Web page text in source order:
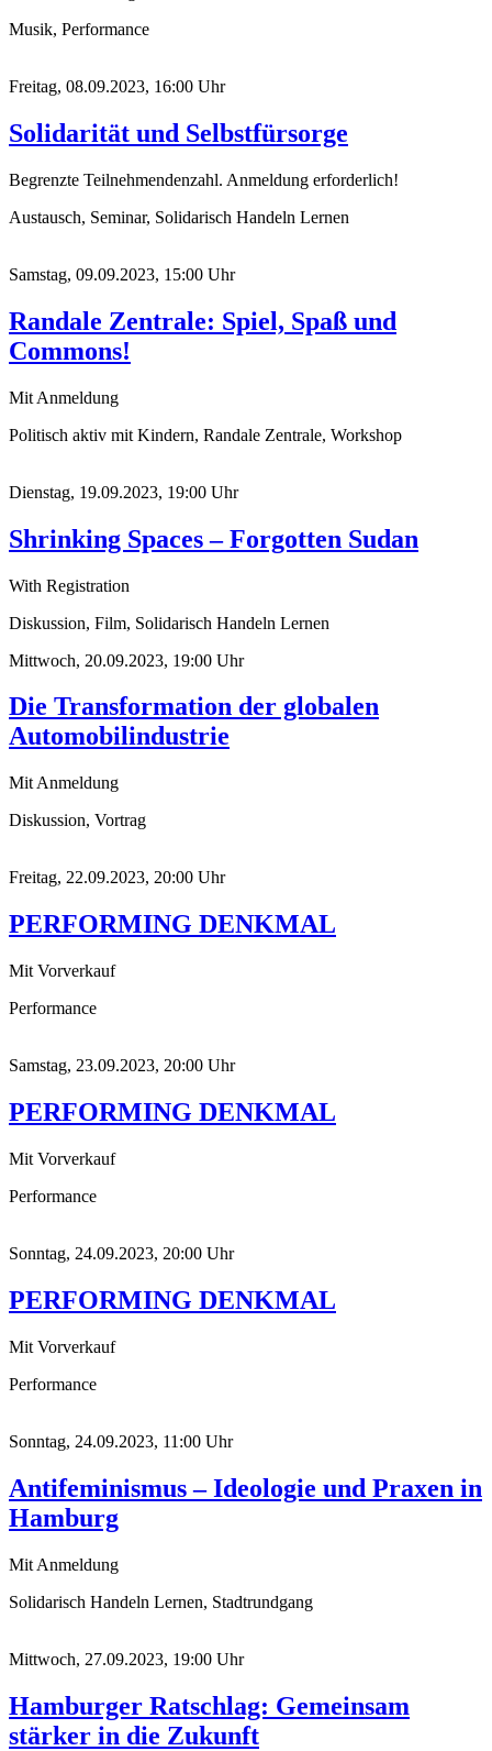
Musik, Performance
Freitag, 08.09.2023, 16:00 Uhr
Solidarität und Selbstfürsorge
Begrenzte Teilnehmendenzahl. Anmeldung erforderlich!
Austausch, Seminar, Solidarisch Handeln Lernen
Samstag, 09.09.2023, 15:00 Uhr
Randale Zentrale: Spiel, Spaß und
Commons!
Mit Anmeldung
Politisch aktiv mit Kindern, Randale Zentrale, Workshop
Dienstag, 19.09.2023, 19:00 Uhr
Shrinking Spaces – Forgotten Sudan
With Registration
Diskussion, Film, Solidarisch Handeln Lernen
Mittwoch, 20.09.2023, 19:00 Uhr
Die Transformation der globalen
Automobilindustrie
Mit Anmeldung
Diskussion, Vortrag
Freitag, 22.09.2023, 20:00 Uhr
PERFORMING DENKMAL
Mit Vorverkauf
Performance
Samstag, 23.09.2023, 20:00 Uhr
PERFORMING DENKMAL
Mit Vorverkauf
Performance
Sonntag, 24.09.2023, 20:00 Uhr
PERFORMING DENKMAL
Mit Vorverkauf
Performance
Sonntag, 24.09.2023, 11:00 Uhr
Antifeminismus – Ideologie und Praxen in
Hamburg
Mit Anmeldung
Solidarisch Handeln Lernen, Stadtrundgang
Mittwoch, 27.09.2023, 19:00 Uhr
Hamburger Ratschlag: Gemeinsam
stärker in die Zukunft